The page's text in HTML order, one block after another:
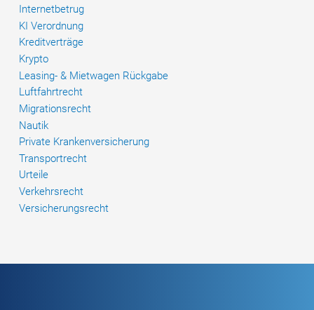
Internetbetrug
KI Verordnung
Kreditverträge
Krypto
Leasing- & Mietwagen Rückgabe
Luftfahrtrecht
Migrationsrecht
Nautik
Private Krankenversicherung
Transportrecht
Urteile
Verkehrsrecht
Versicherungsrecht